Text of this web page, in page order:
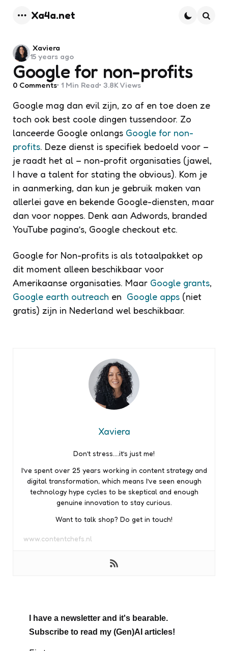
Xa4a.net
Google for non-profits
Posted
by
Xaviera
15 years ago
0 Comments 1 Min Read 3.8K Views
Google mag dan evil zijn, zo af en toe doen ze
toch ook best coole dingen tussendoor. Zo
lanceerde Google onlangs Google for non-
profits. Deze dienst is specifiek bedoeld voor –
je raadt het al – non-profit organisaties (jawel,
I have a talent for stating the obvious). Kom je
in aanmerking, dan kun je gebruik maken van
allerlei gave en bekende Google-diensten, maar
dan voor noppes. Denk aan Adwords, branded
YouTube pagina’s, Google checkout etc.
Google for Non-profits is als totaalpakket op
dit moment alleen beschikbaar voor
Amerikaanse organisaties. Maar Google grants,
Google earth outreach en Google apps (niet
gratis) zijn in Nederland wel beschikbaar.
Xaviera
Don’t stress….it’s just me!
I’ve spent over 25 years working in content strategy and
digital transformation, which means I’ve seen enough
technology hype cycles to be skeptical and enough
genuine innovation to stay curious.
Want to talk shop? Do get in touch!
www.contentchefs.nl
I have a newsletter and it's bearable.
Subscribe to read my (Gen)AI articles!